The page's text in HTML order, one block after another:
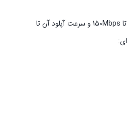
حداکثر سرعت دانلود این مودم تا 150Mbps و سرعت آپلود آن تا